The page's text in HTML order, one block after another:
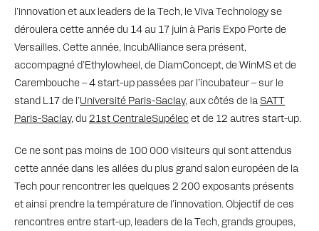
l’innovation et aux leaders de la Tech, le Viva Technology se
déroulera cette année du 14 au 17 juin à Paris Expo Porte de
Versailles. Cette année, IncubAlliance sera présent,
accompagné d’Ethylowheel, de DiamConcept, de WinMS et de
Carembouche – 4 start-up passées par l’incubateur – sur le
stand L17 de l’Université Paris-Saclay, aux côtés de la SATT
Paris-Saclay, du 21st CentraleSupélec et de 12 autres start-up.
Ce ne sont pas moins de 100 000 visiteurs qui sont attendus
cette année dans les allées du plus grand salon européen de la
Tech pour rencontrer les quelques 2 200 exposants présents
et ainsi prendre la température de l’innovation. Objectif de ces
rencontres entre start-up, leaders de la Tech, grands groupes,